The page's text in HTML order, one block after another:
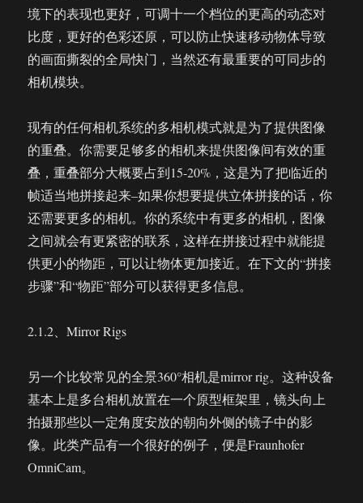
境下的表现也更好，可调十一个档位的更高的动态对
比度，更好的色彩还原，可以防止快速移动物体导致
的画面撕裂的全局快门，当然还有最重要的可同步的
相机模块。
现有的任何相机系统的多相机模式就是为了提供图像
的重叠。你需要足够多的相机来提供图像间有效的重
叠，重叠部分大概要占到15-20%，这是为了把临近的
帧适当地拼接起来–如果你想要提供立体拼接的话，你
还需要更多的相机。你的系统中有更多的相机，图像
之间就会有更紧密的联系，这样在拼接过程中就能提
供更小的物距，可以让物体更加接近。在下文的“拼接
步骤”和“物距”部分可以获得更多信息。
2.1.2、Mirror Rigs
另一个比较常见的全景360°相机是mirror rig。这种设备
基本上是多台相机放置在一个原型框架里，镜头向上
拍摄那些以一定角度安放的朝向外侧的镜子中的影
像。此类产品有一个很好的例子，便是Fraunhofer
OmniCam。